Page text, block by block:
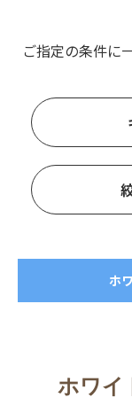
ご指定の条件に
ホ
ホワイ